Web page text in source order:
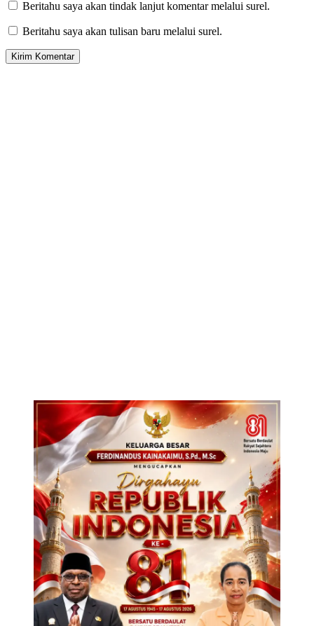
Beritahu saya akan tindak lanjut komentar melalui surel.
Beritahu saya akan tulisan baru melalui surel.